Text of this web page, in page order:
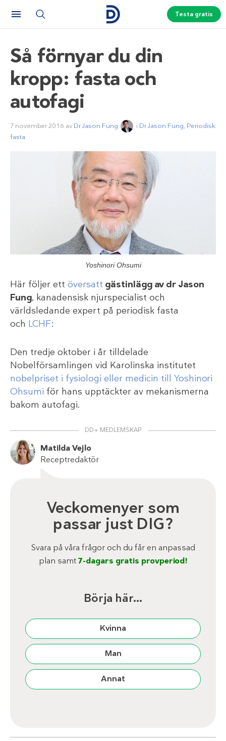
Testa gratis
Så förnyardu din
kropp: fasta och
autofagi
7 november 2016 av Dr Jason Fung i Dr Jason Fung, Periodisk
fasta
Yoshinori Ohsumi
Här följer ett översatt gästinlägg av dr Jason
Fung, kanadensisk njurspecialist och
världsledande expert på periodisk fasta
och LCHF:
Den tredje oktober i år tilldelade
Nobelförsamlingen vid Karolinska institutet
nobelpriset i fysiologi eller medicin till Yoshinori
Ohsumi för hans upptäckter av mekanismerna
bakom autofagi.
DD+ MEDLEMSKAP
Matilda Vejlo
Receptredaktör
Veckomenyer som
passar just DIG?
Svara på våra frågor och du får en anpassad
plan samt7-dagars gratis provperiod!
Börja här…
Kvinna
Man
Annat